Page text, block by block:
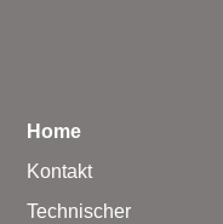
Home
Kontakt
Technischer